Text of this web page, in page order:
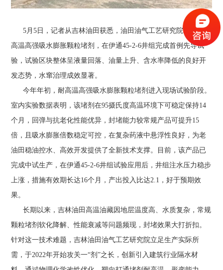
5月5日，记者从吉林油田获悉，油田油气工艺研究院研发的耐
高温高强吸水膨胀颗粒堵剂，在伊通45-2-6井组完成首例先导试
验，试验区块整体呈液量回落、油量上升、含水率降低的良好开
发态势，水窜治理成效显著。
今年年初，耐高温高强吸水膨胀颗粒堵剂进入现场试验阶段。
室内实验数据表明，该堵剂在95摄氏度高温环境下可稳定保持14
个月，回弹与抗老化性能优异，封堵能力较常规产品可提升15
倍，且吸水膨胀倍数稳定可控，在复杂药液中悬浮性良好，为老
油田稳油控水、高效开发提供了全新技术支撑。目前，该产品已
完成中试生产，在伊通45-2-6井组试验应用后，井组注水压力稳步
上涨，措施有效期长达16个月，产出投入比达2.1，好于预期效
果。
长期以来，吉林油田高温油藏因地层温度高、水质复杂，常规
颗粒堵剂软化降解、性能衰减等问题频现，封堵效果大打折扣。
针对这一技术难题，吉林油田油气工艺研究院立足生产实际所
需，于2022年开始攻关一“剂”之长，创新引入建筑行业隔水材